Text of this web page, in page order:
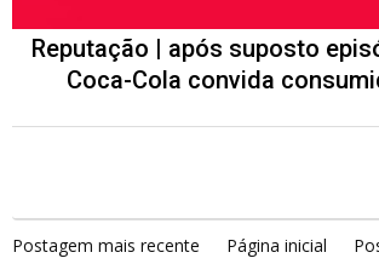
Reputação | após suposto
Coca-Cola convida
Postagem mais recente Página inicial